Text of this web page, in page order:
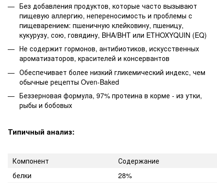
Без добавления продуктов, которые часто вызывают
пищевую аллергию, непереносимость и проблемы с
пищеварением: пшеничную клейковину, пшеницу,
кукурузу, сою, говядину, BHA/BHT или ETHOXYQUIN (EQ)
Не содержит гормонов, антибиотиков, искусственных
ароматизаторов, красителей и консервантов
Обеспечивает более низкий гликемический индекс, чем
обычные рецепты Oven-Baked
Беззерновая формула, 97% протеина в корме - из утки,
рыбы и бобовых
Типичный анализ:
Компонент
Содержание
белки
28%